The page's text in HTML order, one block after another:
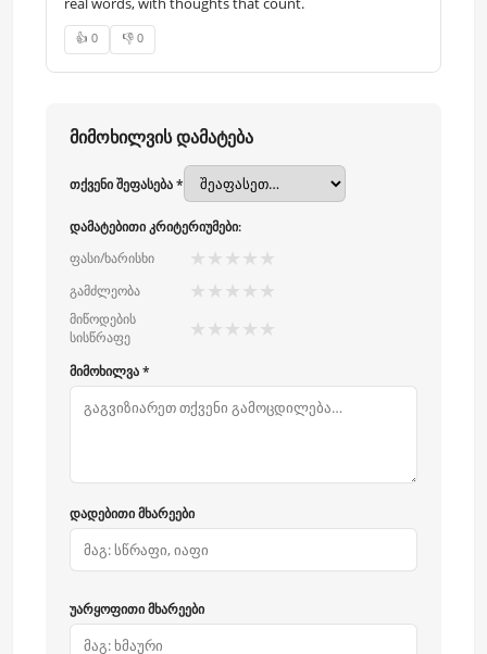
👍 0 👎 0
მიმოხილვის დამატება
თქვენი შეფასება *
დამატებითი კრიტერიუმები:
ფასი/ხარისხი
★ ★ ★ ★ ★
გამძლეობა ★ ★ ★ ★ ★
მიწოდების
სისწრაფე
★ ★ ★ ★ ★
მიმოხილვა *
დადებითი მხარეები
უარყოფითი მხარეები